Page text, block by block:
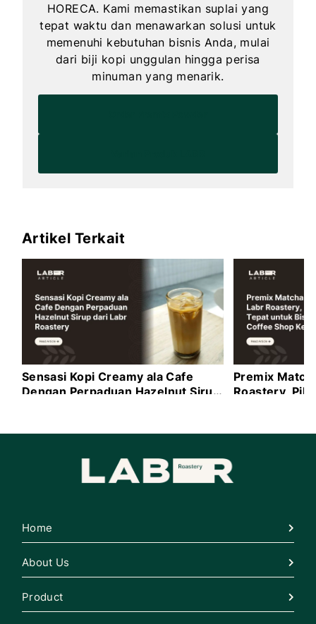
HORECA. Kami memastikan suplai yang
tepat waktu dan menawarkan solusi untuk
memenuhi kebutuhan bisnis Anda, mulai
dari biji kopi unggulan hingga perisa
minuman yang menarik.
Artikel Terkait
Sensasi Kopi Creamy ala Cafe
Dengan Perpaduan Hazelnut Sirup
Premix
Roastery,
Home
About Us
Product